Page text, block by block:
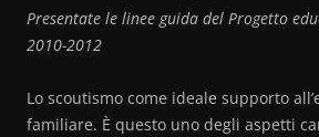
Presentate le linee guida del Progetto
2010-2012
Lo scoutismo come ideale supporto
familiare. È questo uno degli aspetti